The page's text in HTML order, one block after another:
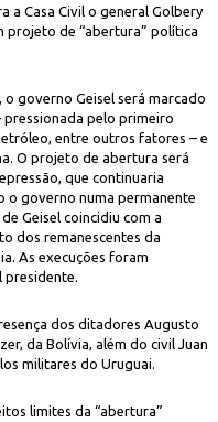
a Casa Civil o general Golbery
projeto de “abertura” política
governo Geisel será marcado
pelo primeiro
entre outros fatores – e
O projeto de abertura será
que continuaria
o governo numa permanente
Geisel coincidiu com a
dos remanescentes da
As execuções foram
presidente.
dos ditadores Augusto
da Bolívia, além do civil Juan
militares do Uruguai.
limites da “abertura”
(da esq. para a dir.)